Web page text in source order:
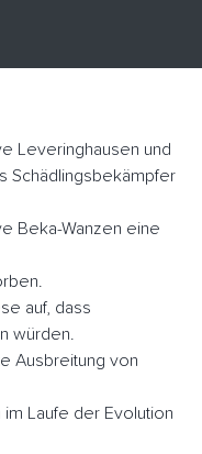
Leveringhausen und
Schädlingsbekämpfer
Beka-Wanzen eine
auf, dass
würden.
Ausbreitung von
Laufe der Evolution